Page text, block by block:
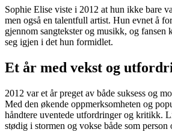
Sophie Elise viste i 2012 at hun ikke bare
men også en talentfull artist. Hun evnet å
gjennom sangtekster og musikk, og fansen
seg igjen i det hun formidlet.
Et år med vekst og
2012 var et år preget av både suksess og
Med den økende oppmerksomheten og
håndtere uventede utfordringer og kritikk.
stødig i stormen og vokse både som